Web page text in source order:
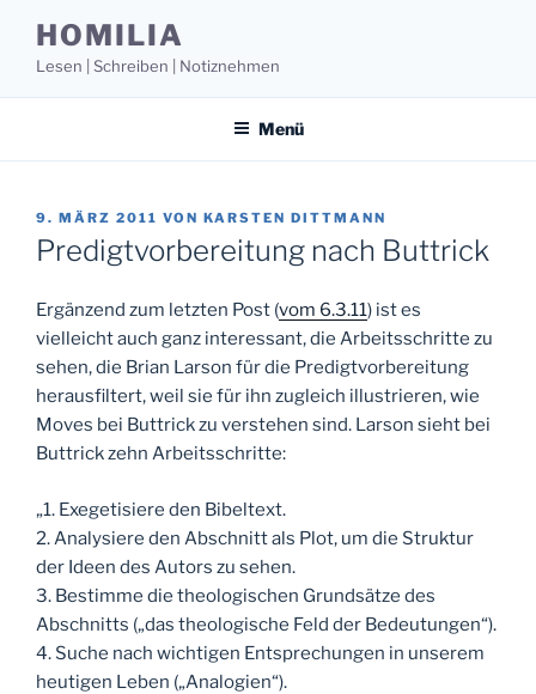
Inhalt
springen
HOMILIA
Lesen | Schreiben | Notiznehmen
Menü
VERÖFFENTLICHT
AM
9. MÄRZ 2011 VON KARSTEN DITTMANN
Predigtvorbereitung nach Buttrick
Ergänzend zum letzten Post (vom 6.3.11) ist es
vielleicht auch ganz interessant, die Arbeitsschritte zu
sehen, die Brian Larson für die Predigtvorbereitung
herausfiltert, weil sie für ihn zugleich illustrieren, wie
Moves bei Buttrick zu verstehen sind. Larson sieht bei
Buttrick zehn Arbeitsschritte:
„1. Exegetisiere den Bibeltext.
2. Analysiere den Abschnitt als Plot, um die Struktur
der Ideen des Autors zu sehen.
3. Bestimme die theologischen Grundsätze des
Abschnitts („das theologische Feld der Bedeutungen“).
4. Suche nach wichtigen Entsprechungen in unserem
heutigen Leben („Analogien“).